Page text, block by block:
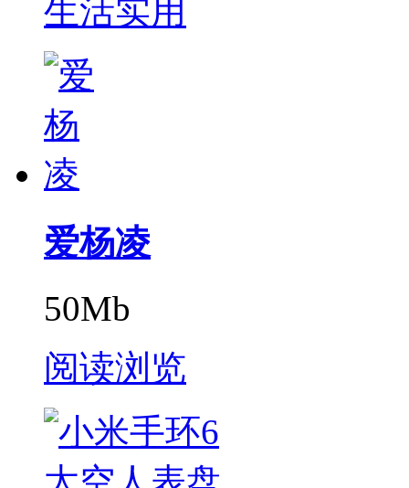
生活实用
爱杨凌
50Mb
阅读浏览